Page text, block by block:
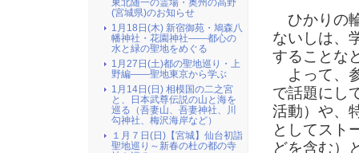
ひかりの
ないしは、
することな
よって、
で話題にし
活動）や、
としてスト
どを含む）
東北随一の霊場・奥州の高野
(宮城県)のお知らせ
1月18日(木) 新宿御苑・鳩森八
幡神社・花園神社――都心の
水と緑の聖地をめぐる
1月27日(土)都の聖地巡り・上
野編――聖地東京から学ぶ
1月14日(日) 相模国の二之宮
と、日本武尊伝説の山と海を
巡る（吾妻山、吾妻神社、川
勾神社、梅沢海岸など）
１月７日(日)【宮城】仙台初詣
聖地巡り～新春の杜の都の寺